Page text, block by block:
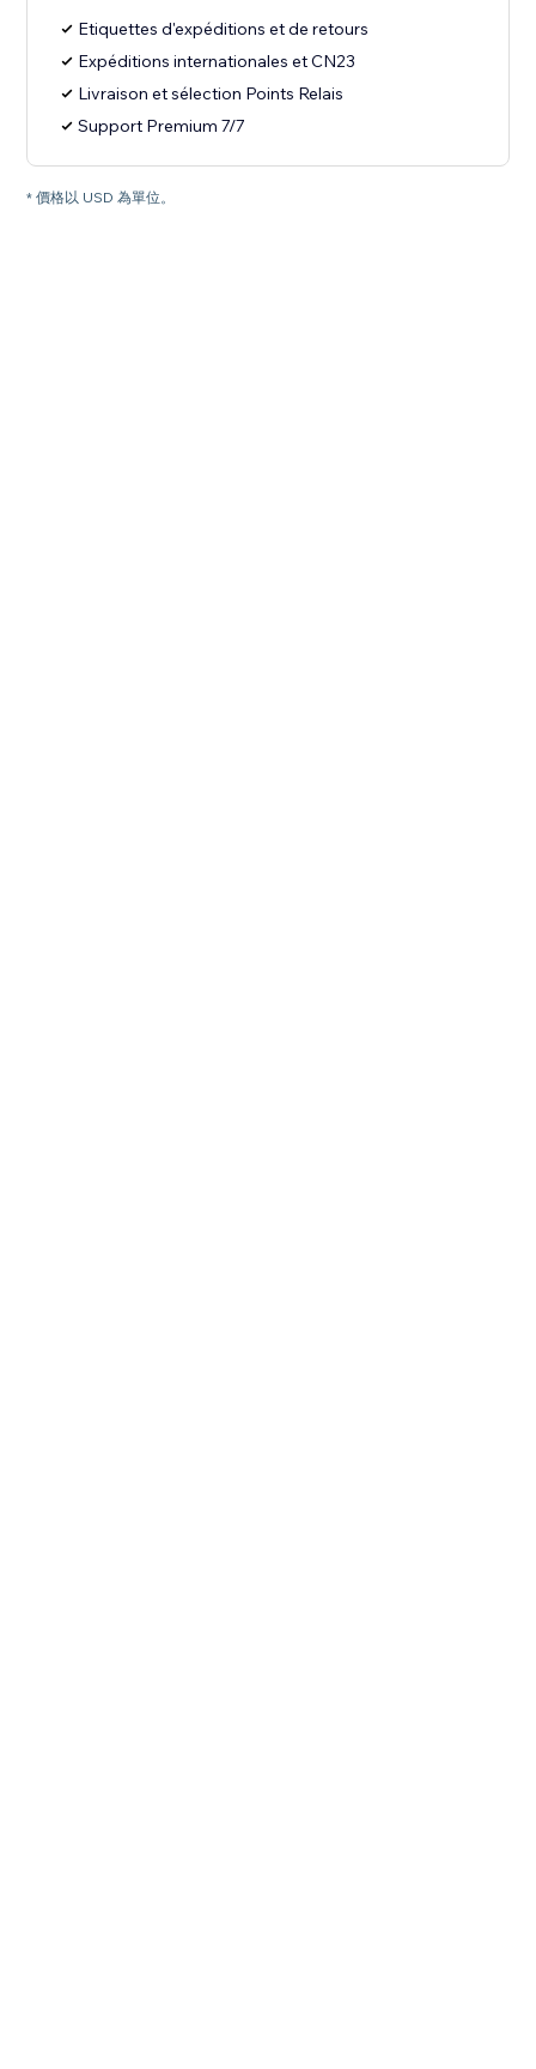
Etiquettes d'expéditions et de retours
Expéditions internationales et CN23
Livraison et sélection Points Relais
Support Premium 7/7
* 價格以 USD 為單位。